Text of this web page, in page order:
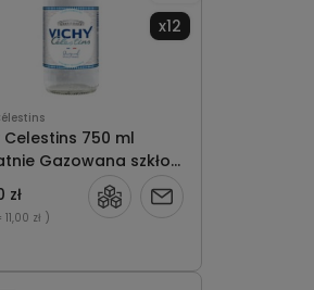
Celestins 750 ml
Gazowana szkło
x12
zł
11,00 zł )
Powiadom